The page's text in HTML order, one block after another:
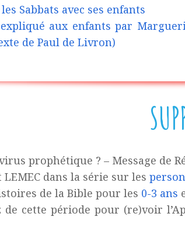
Sabbats avec ses enfants
aux enfants par
de Paul de Livron)
prophétique ? – Message de
dans la série sur les
de la Bible pour les 0-3 ans
cette période pour (re)voir